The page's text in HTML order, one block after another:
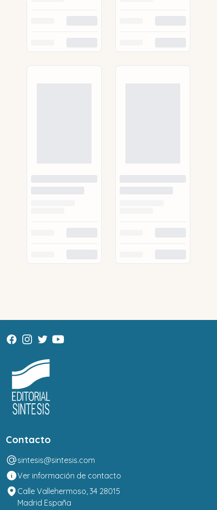
Contacto
sintesis@sintesis.com
Ver información de contacto
Calle Vallehermoso, 34 28015
Madrid España